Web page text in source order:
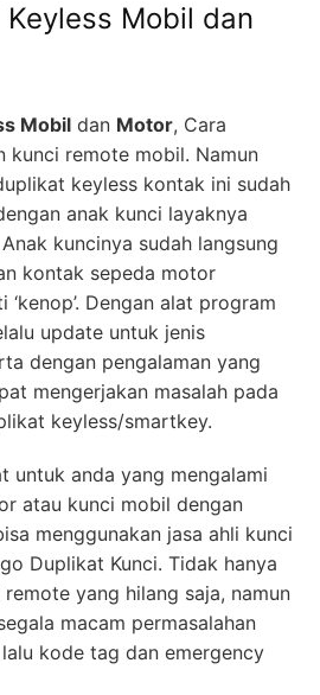
Mobil dan
Mobil dan Motor, Cara
kunci remote mobil. Namun
keyless kontak ini sudah
anak kunci layaknya
kuncinya sudah langsung
kontak sepeda motor
Dengan alat program
update untuk jenis
dengan pengalaman yang
mengerjakan masalah pada
keyless/smartkey.
untuk anda yang mengalami
atau kunci mobil dengan
menggunakan jasa ahli kunci
Duplikat Kunci. Tidak hanya
yang hilang saja, namun
macam permasalahan
kode tag dan emergency